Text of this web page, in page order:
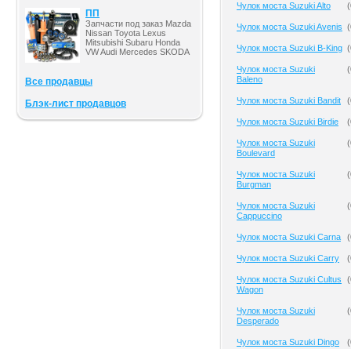
ПП
Запчасти под заказ Mazda
Nissan Toyota Lexus
Mitsubishi Subaru Honda
VW Audi Mercedes SKODA
Все продавцы
Блэк-лист продавцов
Чулок моста Suzuki Alto (
Чулок моста Suzuki Avenis (
Чулок моста Suzuki B-King (
Чулок моста Suzuki
Baleno
(
Чулок моста Suzuki Bandit (
Чулок моста Suzuki Birdie (
Чулок моста Suzuki
Boulevard
(
Чулок моста Suzuki
Burgman
(
Чулок моста Suzuki
Cappuccino
(
Чулок моста Suzuki Carna (
Чулок моста Suzuki Carry (
Чулок моста Suzuki Cultus
Wagon
(
Чулок моста Suzuki
Desperado
(
Чулок моста Suzuki Dingo (